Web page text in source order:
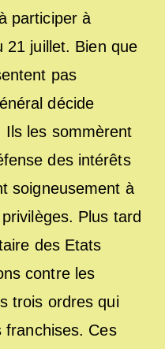
participer à
21 juillet. Bien que
pas
décide
Ils les sommèrent
des intérêts
soigneusement à
Plus tard
des Etats
contre les
trois ordres qui
franchises. Ces